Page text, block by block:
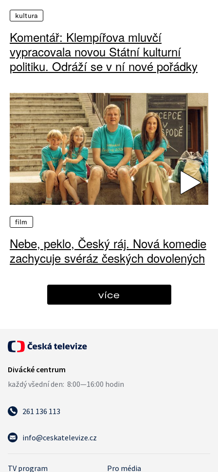
kultura
Komentář: Klempířova mluvčí
vypracovala novou Státní kulturní
politiku. Odráží se v ní nové pořádky
film
Nebe, peklo, Český ráj. Nová komedie
zachycuje svéráz českých dovolených
více
261 136 113
info@ceskatelevize.cz
TV program Pro média